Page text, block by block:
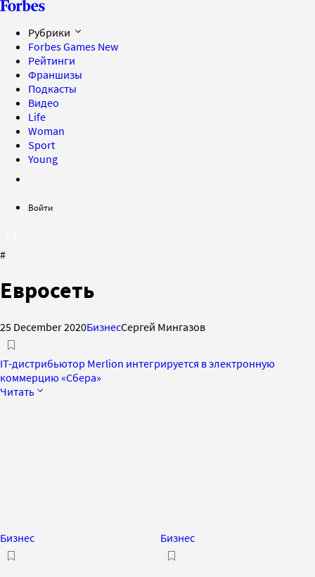
Рубрики
Forbes Games New
Рейтинги
Франшизы
Подкасты
Видео
Life
Woman
Sport
Young
Войти
#
Евросеть
25 December 2020БизнесСергей Мингазов
IT-дистрибьютор Merlion интегрируется в электронную
коммерцию «Сбера»
Читать
Бизнес Бизнес